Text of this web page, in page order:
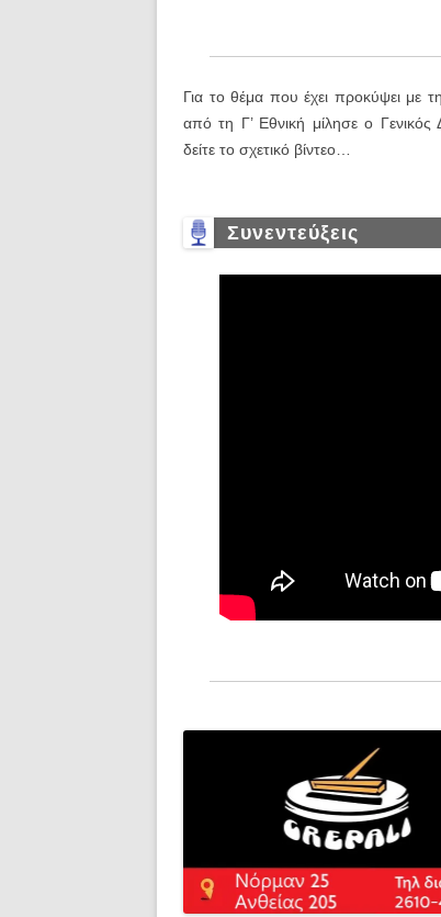
Για το θέμα που έχει προκύψει με
από τη Γ’ Εθνική μίλησε ο
δείτε το σχετικό βίντεο…
Συνεντεύξεις